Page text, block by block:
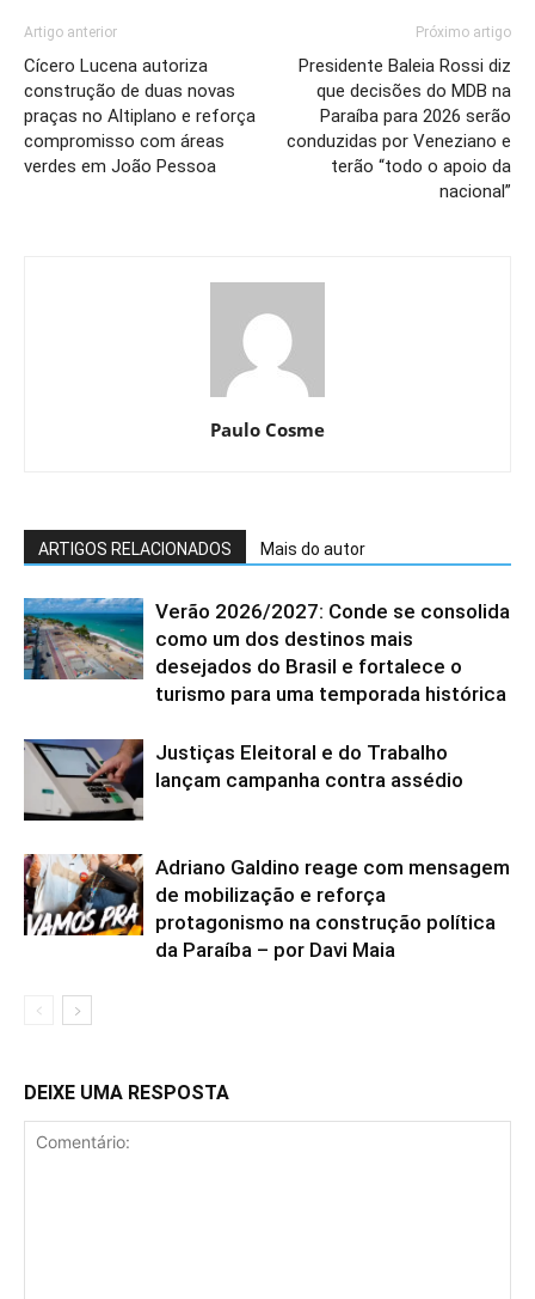
Artigo anterior
Cícero Lucena autoriza
construção de duas novas
praças no Altiplano e reforça
compromisso com áreas
verdes em João Pessoa
Próximo artigo
Presidente Baleia Rossi diz
que decisões do MDB na
Paraíba para 2026 serão
conduzidas por Veneziano e
terão “todo o apoio da
nacional”
Paulo Cosme
ARTIGOS RELACIONADOS Mais do autor
Verão 2026/2027: Conde se consolida
como um dos destinos mais
desejados do Brasil e fortalece o
turismo para uma temporada histórica
Justiças Eleitoral e do Trabalho
lançam campanha contra assédio
Adriano Galdino reage com mensagem
de mobilização e reforça
protagonismo na construção política
da Paraíba – por Davi Maia
DEIXE UMA RESPOSTA